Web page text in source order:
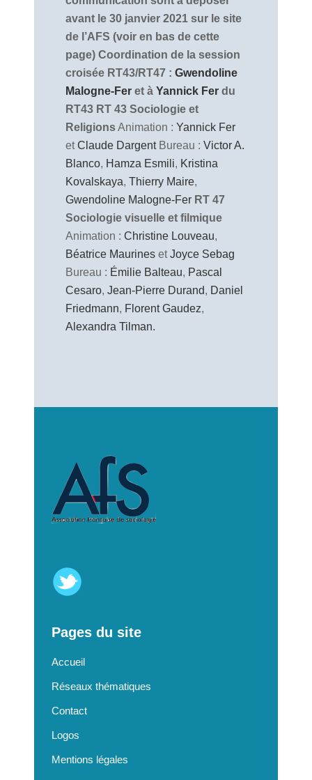
avant le 30 janvier 2021 sur le site
de l’AFS (voir en bas de cette
page) Coordination de la session
croisée RT43/RT47 : Gwendoline
Malogne-Fer et à Yannick Fer du
RT43 RT 43 Sociologie et
ReligionsAnimation : Yannick Fer
etClaude DargentBureau : Victor A.
Blanco, Hamza Esmili, Kristina
Kovalskaya, Thierry Maire,
Gwendoline Malogne-Fer RT 47
Sociologie visuelle et filmique
Animation : Christine Louveau,
Béatrice Maurines etJoyce Sebag
Bureau : Émilie Balteau, Pascal
Cesaro, Jean-Pierre Durand, Daniel
Friedmann, Florent Gaudez,
Alexandra Tilman.
Pages du site
Accueil
Réseaux thématiques
Contact
Logos
Mentions légales